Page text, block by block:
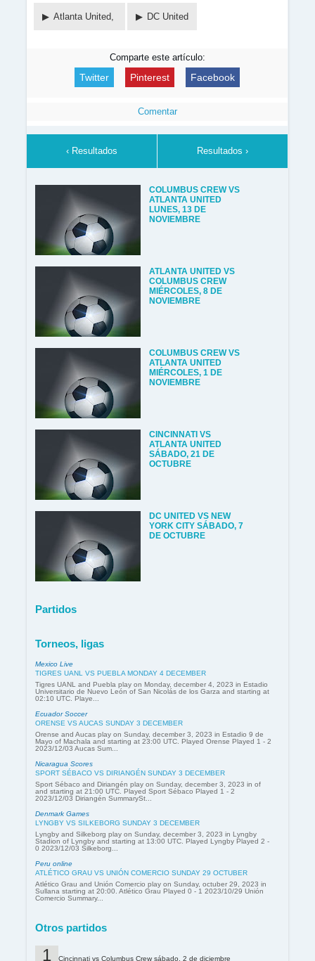
Atlanta United, DC United
Comparte este artículo:
Twitter Pinterest Facebook
Comentar
‹ Resultados Resultados ›
COLUMBUS CREW VS
ATLANTA UNITED
LUNES, 13 DE
NOVIEMBRE
ATLANTA UNITED VS
COLUMBUS CREW
MIÉRCOLES, 8 DE
NOVIEMBRE
COLUMBUS CREW VS
ATLANTA UNITED
MIÉRCOLES, 1 DE
NOVIEMBRE
CINCINNATI VS
ATLANTA UNITED
SÁBADO, 21 DE
OCTUBRE
DC UNITED VS NEW
YORK CITY SÁBADO, 7
DE OCTUBRE
Partidos
Torneos, ligas
Mexico Live
TIGRES UANL VS PUEBLA MONDAY 4 DECEMBER
Tigres UANL and Puebla play on Monday, december 4, 2023 in Estadio
Universitario de Nuevo León of San Nicolás de los Garza and starting at
02:10 UTC. Playe...
Ecuador Soccer
ORENSE VS AUCAS SUNDAY 3 DECEMBER
Orense and Aucas play on Sunday, december 3, 2023 in Estadio 9 de
Mayo of Machala and starting at 23:00 UTC. Played Orense Played 1 - 2
2023/12/03 Aucas Sum...
Nicaragua Scores
SPORT SÉBACO VS DIRIANGÉN SUNDAY 3 DECEMBER
Sport Sébaco and Diriangén play on Sunday, december 3, 2023 in of
and starting at 21:00 UTC. Played Sport Sébaco Played 1 - 2
2023/12/03 Diriangén SummarySt...
Denmark Games
LYNGBY VS SILKEBORG SUNDAY 3 DECEMBER
Lyngby and Silkeborg play on Sunday, december 3, 2023 in Lyngby
Stadion of Lyngby and starting at 13:00 UTC. Played Lyngby Played 2 -
0 2023/12/03 Silkeborg...
Peru online
ATLÉTICO GRAU VS UNIÓN COMERCIO SUNDAY 29 OCTUBER
Atlético Grau and Unión Comercio play on Sunday, octuber 29, 2023 in
Sullana starting at 20:00. Atlético Grau Played 0 - 1 2023/10/29 Unión
Comercio Summary...
Otros partidos
Cincinnati vs Columbus Crew sábado, 2 de diciembre